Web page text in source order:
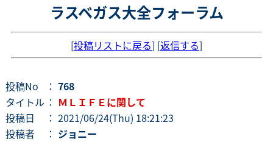
ラスベガス大全フォーラム
[投稿リストに戻る] [返信する]
投稿No ： 768
タイトル ： ＭＬＩＦＥに関して
投稿日
： 2021/06/24(Thu) 18:21:23
投稿者
： ジョニー